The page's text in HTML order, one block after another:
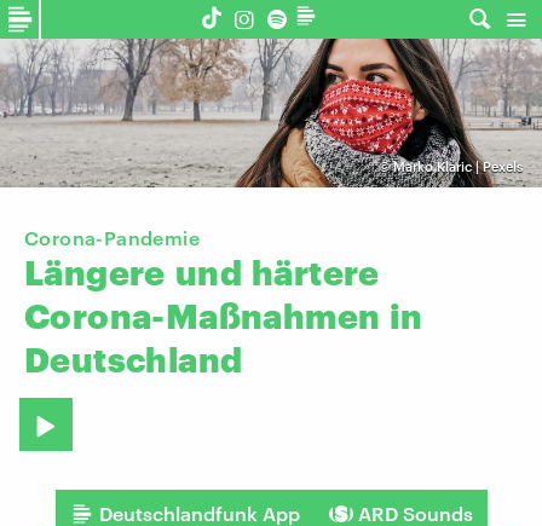
©Marko Klaric | Pexels
Corona-Pandemie
Längere und härtere
Corona-Maßnahmen in
Deutschland
Deutschlandfunk App ARD Sounds